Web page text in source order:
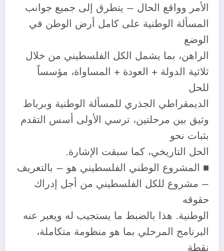
الأمر وواقع الحال – يتطرق إلى جميع جوانب
المسألة الوطنية على كامل أرض الوطن في
الوضع
الراهن، بما يشمل الكل الفلسطيني من خلال
ثلاثية الدولة + العودة + المساواة، مؤسساً
للحل
الديمقراطي الجذري للمسألة الوطنية وبرباط
وثيق بين مرحلتين، ترسي الأولى أسس التقدم
بثبات نحو
الحل التاريخي، كما سبقت الإشارة.
■ المشروع الوطني الفلسطيني هو – بالتعريف
– مشروع للكل الفلسطيني من أجل إدراك
حقوقه
الوطنية. هذا بالضبط ما يستجيب له ويعبر عنه
البرنامج المرحلي بما هو منظومة متكاملة،
نقطة